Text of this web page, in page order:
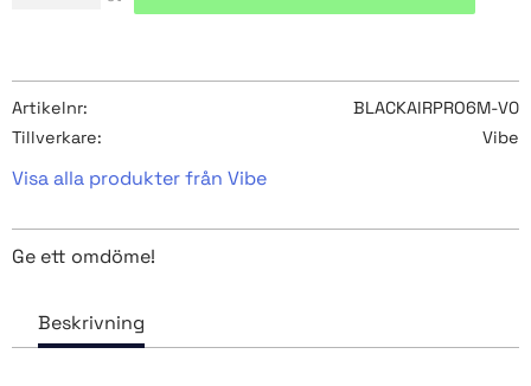
Artikelnr
BLACKAIRPRO6M-V0
Tillverkare
Vibe
Visa alla produkter från Vibe
Ge ett omdöme!